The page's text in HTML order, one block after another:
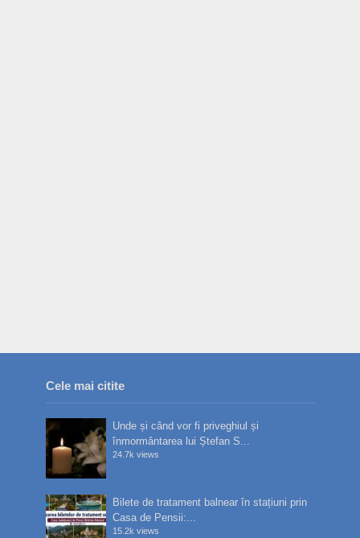
Cele mai citite
Unde și când vor fi priveghiul și
înmormântarea lui Ștefan S...
24.7k views
Bilete de tratament balnear în stațiuni prin
Casa de Pensii:...
15.2k views